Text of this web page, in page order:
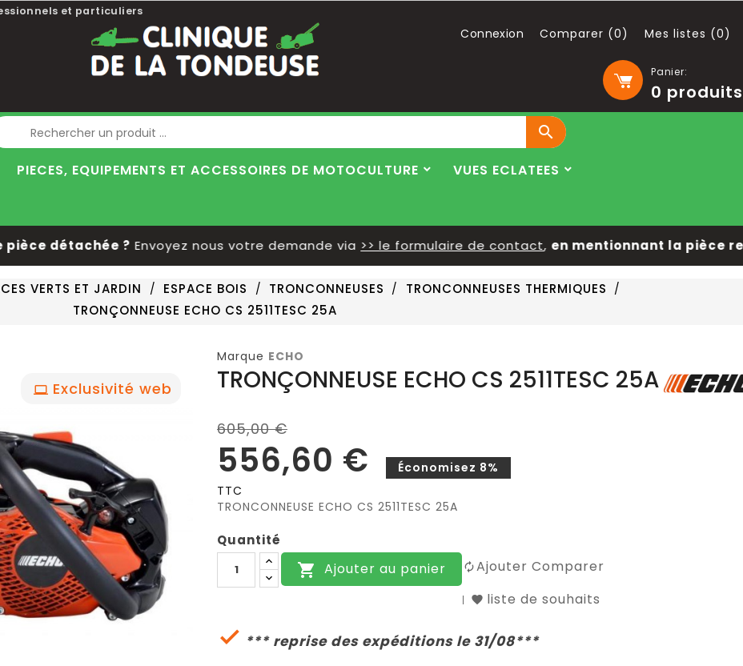
et particuliers
Panier:
0 produits
Connexion Comparer (0) Mes listes (0)
Blog

PIECES, EQUIPEMENTS ET ACCESSOIRES DE MOTOCULTURE
VUES ECLATEES
détachée ?Envoyez nous votre demande via>> le formulaire de contact,en mentionnant la pièce
VERTS ET JARDIN ESPACE BOIS TRONCONNEUSES
TRONCONNEUSES THERMIQUES
TRONÇONNEUSE ECHO CS 2511TESC 25A
Exclusivité web
Marque ECHO
TRONÇONNEUSE ECHO CS 2511TESC 25A
605,00 €
556,60 €
Économisez 8%
TTC
TRONCONNEUSE ECHO CS 2511TESC 25A
Quantité
 Ajouter au panier
Ajouter Comparer
liste de souhaits
 *** reprise des expéditions le 31/08***